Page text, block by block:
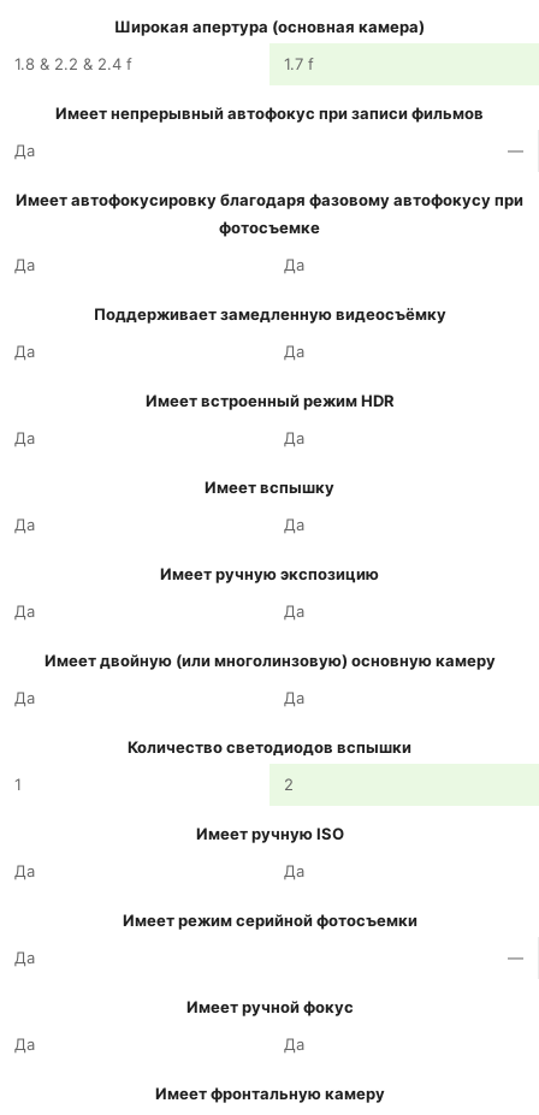
Широкая апертура (основная камера)
1.8 & 2.2 & 2.4 f
1.7 f
Имеет непрерывный автофокус при записи фильмов
Да
—
Имеет автофокусировку благодаря фазовому автофокусу при
фотосъемке
Да
Да
Поддерживает замедленную видеосъёмку
Да
Да
Имеет встроенный режим HDR
Да
Да
Имеет вспышку
Да
Да
Имеет ручную экспозицию
Да
Да
Имеет двойную (или многолинзовую) основную камеру
Да
Да
Количество светодиодов вспышки
1
2
Имеет ручную ISO
Да
Да
Имеет режим серийной фотосъемки
Да
—
Имеет ручной фокус
Да
Да
Имеет фронтальную камеру